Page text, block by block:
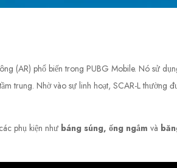
(AR) phổ biến trong PUBG Mobile. Nó sử
trung. Nhờ vào sự linh hoạt, SCAR-L thường
phụ kiện như báng súng, ống ngắm và